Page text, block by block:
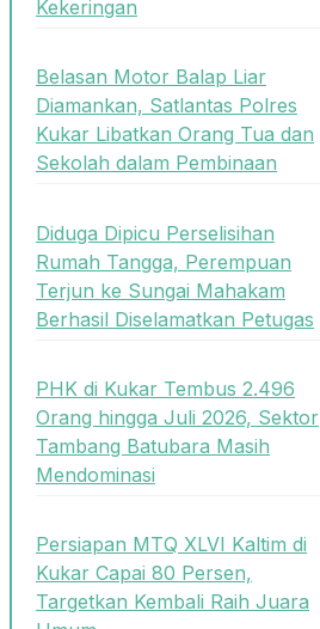
Kekeringan
Belasan Motor Balap Liar
Diamankan, Satlantas Polres
Kukar Libatkan Orang Tua dan
Sekolah dalam Pembinaan
Diduga Dipicu Perselisihan
Rumah Tangga, Perempuan
Terjun ke Sungai Mahakam
Berhasil Diselamatkan Petugas
PHK di Kukar Tembus 2.496
Orang hingga Juli 2026, Sektor
Tambang Batubara Masih
Mendominasi
Persiapan MTQ XLVI Kaltim di
Kukar Capai 80 Persen,
Targetkan Kembali Raih Juara